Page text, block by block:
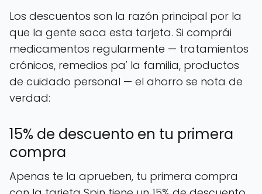
Los descuentos son la razón principal por la
que la gente saca esta tarjeta. Si comprái
medicamentos regularmente — tratamientos
crónicos, remedios pa' la familia, productos
de cuidado personal — el ahorro se nota de
verdad:
15% de descuento en tu primera
compra
Apenas te la aprueben, tu primera compra